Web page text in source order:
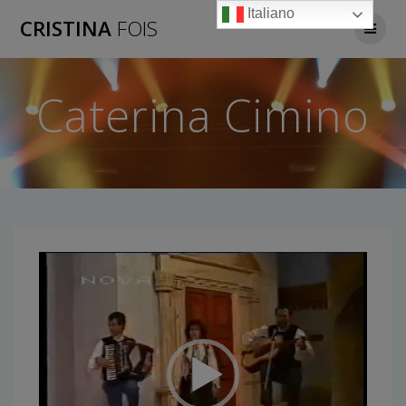
Salta
CRISTINA FOIS
Caterina Cimino
Italiano